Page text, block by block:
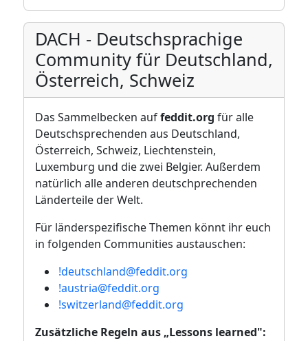
DACH - Deutschsprachige
Community für Deutschland,
Österreich, Schweiz
Das Sammelbecken auffeddit.org für alle
Deutschsprechenden aus Deutschland,
Österreich, Schweiz, Liechtenstein,
Luxemburg und die zwei Belgier. Außerdem
natürlich alle anderen deutschprechenden
Länderteile der Welt.
Für länderspezifische Themen könnt ihr euch
in folgenden Communities austauschen:
!deutschland@feddit.org
!austria@feddit.org
!switzerland@feddit.org
Zusätzliche Regeln aus „Lessons learned":